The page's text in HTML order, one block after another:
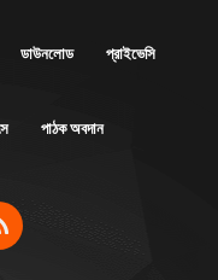
ডাউনলোড প্রাইভেসি
পাঠক অবদান